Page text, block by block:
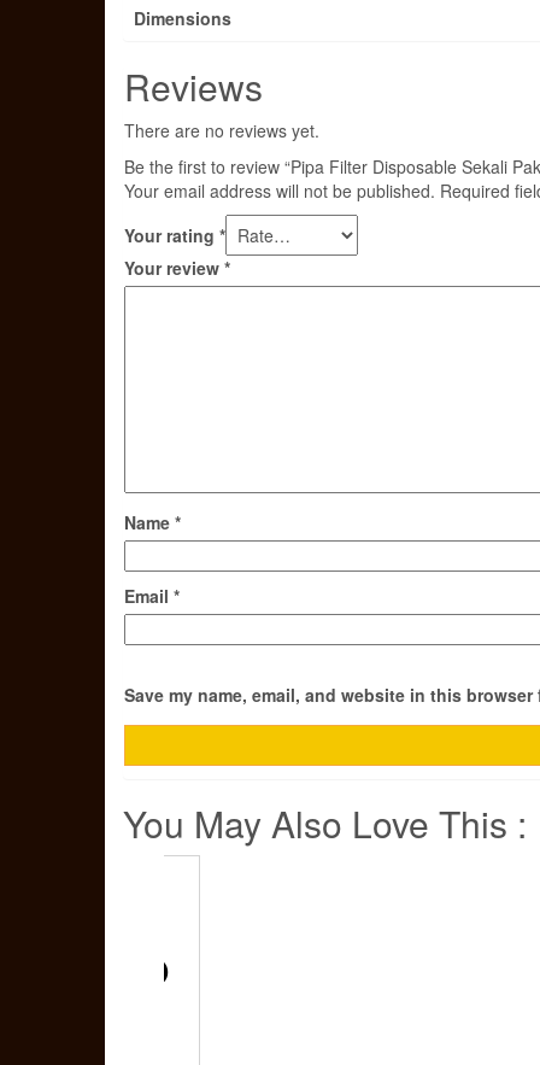
Dimensions
Reviews
There are no reviews yet.
Be the first to review “Pipa Filter Disposable Sekali
Your email address will not be published. Required
Your rating *
Your review *
Name *
Email *
Save my name, email, and website in this
You May Also Love This :
TWO